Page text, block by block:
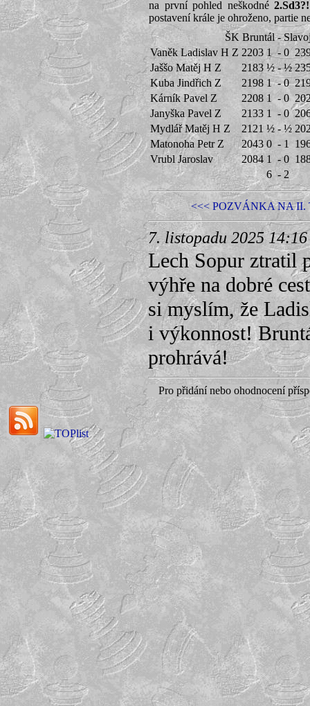
na první pohled neškodné
postavení krále je ohroženo, partie
ŠK Bruntál -
Vaněk Ladislav H Z 2203 1 - 0
Jaššo Matěj H Z
2183 ½ - ½
Kuba Jindřich Z
2198 1 - 0
Kárník Pavel Z
2208 1 - 0
Janyška Pavel Z
2133 1 - 0
Mydlář Matěj H Z
2121 ½ - ½
Matonoha Petr Z
2043 0 - 1
Vrubl Jaroslav
2084 1 - 0
6 - 2
<<< POZVÁNKA NA II.
7. listopadu 2025 14:16
Lech Sopur ztratil
výhře na dobré
si myslím, že
i výkonnost!
prohrává!
Pro přidání nebo ohodnocení